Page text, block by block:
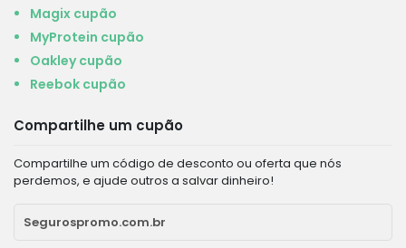
Magix cupão
MyProtein cupão
Oakley cupão
Reebok cupão
Compartilhe um cupão
Compartilhe um código de desconto ou oferta que nós
perdemos, e ajude outros a salvar dinheiro!